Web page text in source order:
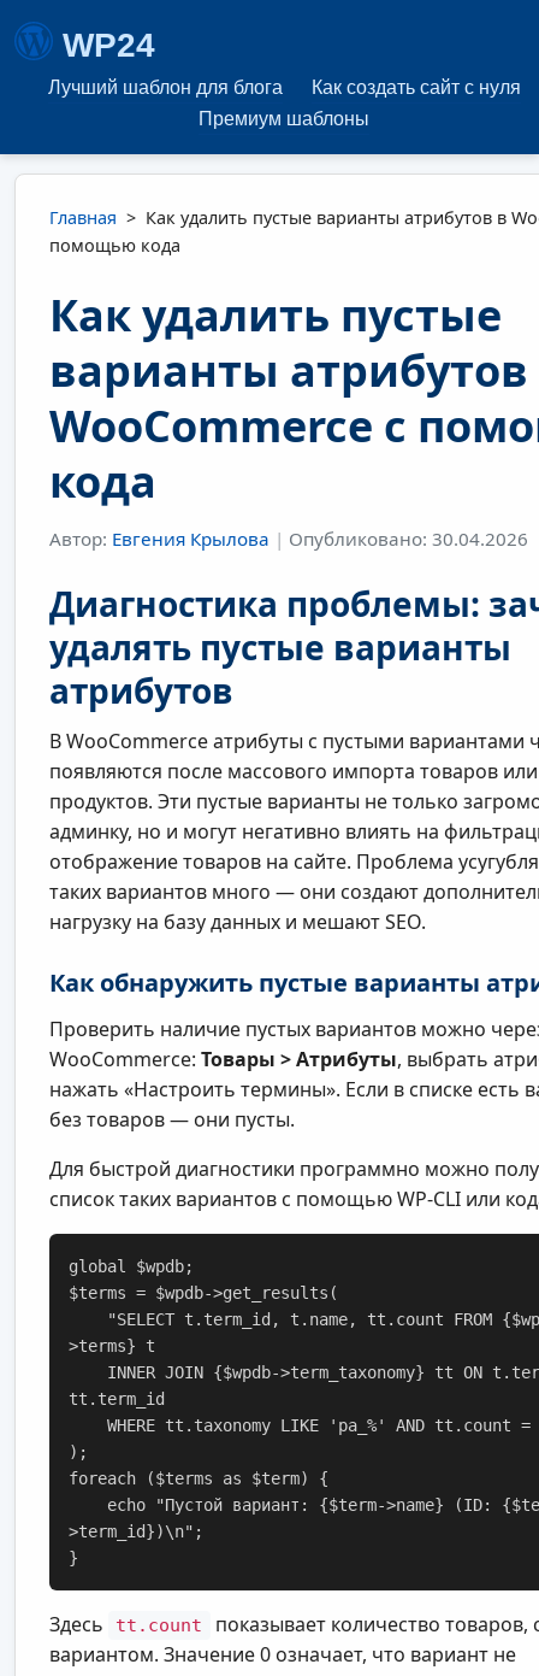
WP24
Лучший шаблон для блога
Как создать сайт с нуля
Премиум шаблоны
Главная > Как удалить пустые варианты атрибутов в
помощью кода
Как удалить пустые
варианты атрибутов
WooCommerce с
кода
Автор: Евгения Крылова | Опубликовано: 30.04.2026
Диагностика проблемы:
удалять пустые варианты
атрибутов
В WooCommerce атрибуты с пустыми вариантами
появляются после массового импорта товаров
продуктов. Эти пустые варианты не только
админку, но и могут негативно влиять на
отображение товаров на сайте. Проблема
таких вариантов много — они создают
нагрузку на базу данных и мешают SEO.
Как обнаружить пустые варианты
Проверить наличие пустых вариантов можно
WooCommerce: Товары > Атрибуты, выбрать
нажать «Настроить термины». Если в списке есть
без товаров — они пусты.
Для быстрой диагностики программно можно
список таких вариантов с помощью WP-CLI или
global $wpdb;
$terms = $wpdb->get_results(
>terms} t
tt.term_id
);
foreach ($terms as $term) {
>term_id})\n";
}
Здесь tt.count
показывает количество товаров,
вариантом. Значение 0 означает, что вариант не